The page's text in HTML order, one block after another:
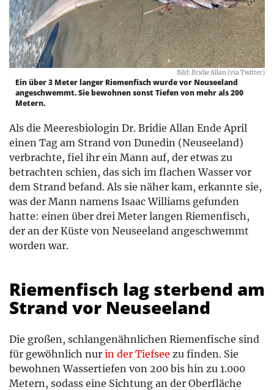
Bild: Bridie Allan (via Twitter)
Ein über 3 Meter langer Riemenfisch wurde vor Neuseeland
angeschwemmt. Sie bewohnen sonst Tiefen von mehr als 200
Metern.
Als die Meeresbiologin Dr. Bridie Allan Ende April
einen Tag am Strand von Dunedin (Neuseeland)
verbrachte, fiel ihr ein Mann auf, der etwas zu
betrachten schien, das sich im flachen Wasser vor
dem Strand befand. Als sie näher kam, erkannte sie,
was der Mann namens Isaac Williams gefunden
hatte: einen über drei Meter langen Riemenfisch,
der an der Küste von Neuseeland angeschwemmt
worden war.
Riemenfisch lag sterbend am
Strand vor Neuseeland
Die großen, schlangenähnlichen Riemenfische sind
für gewöhnlich nur in der Tiefsee zu finden. Sie
bewohnen Wassertiefen von 200 bis hin zu 1.000
Metern, sodass eine Sichtung an der Oberfläche